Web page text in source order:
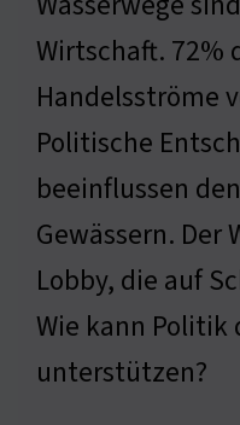
Wirtschaft. 72%
Handelsströme
Politische
beeinflussen
Gewässern. Der
Lobby, die auf
Wie kann Politik
unterstützen?